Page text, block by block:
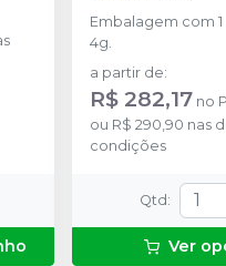
Embalagem com
4g.
a partir de:
R$ 282,17 no
ou R$ 290,90 nas
condições
Qtd :
Ver